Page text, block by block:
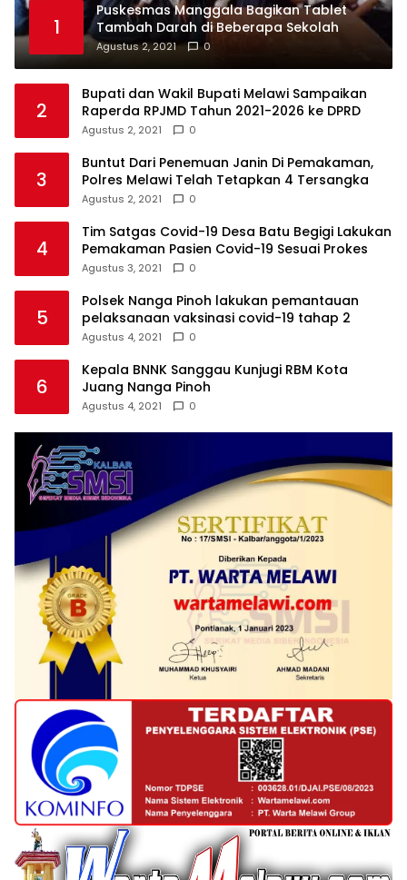
1
Puskesmas Manggala Bagikan Tablet
Tambah Darah di Beberapa Sekolah
Agustus 2, 2021 0
2
Bupati dan Wakil Bupati Melawi Sampaikan
Raperda RPJMD Tahun 2021-2026 ke DPRD
Agustus 2, 2021 0
3
Buntut Dari Penemuan Janin Di Pemakaman,
Polres Melawi Telah Tetapkan 4 Tersangka
Agustus 2, 2021 0
4
Tim Satgas Covid-19 Desa Batu Begigi Lakukan
Pemakaman Pasien Covid-19 Sesuai Prokes
Agustus 3, 2021 0
5
Polsek Nanga Pinoh lakukan pemantauan
pelaksanaan vaksinasi covid-19 tahap 2
Agustus 4, 2021 0
6
Kepala BNNK Sanggau Kunjugi RBM Kota
Juang Nanga Pinoh
Agustus 4, 2021 0